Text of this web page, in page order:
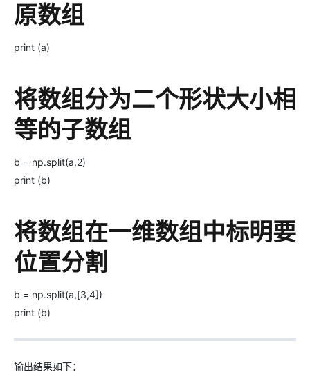
原数组
print (a)
将数组分为二个形状大小相
等的子数组
b = np.split(a,2)
print (b)
将数组在一维数组中标明要
位置分割
b = np.split(a,[3,4])
print (b)
输出结果如下：